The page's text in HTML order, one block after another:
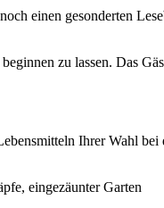
einen gesonderten
zu lassen. Das
Ihrer Wahl
eingezäunter Garten